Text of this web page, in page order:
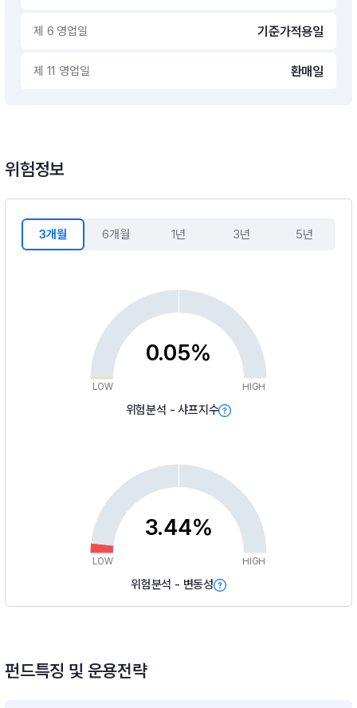
제 6 영업일 기준가적용일
제 11 영업일 환매일
위험정보
3개월 6개월 1년 3년 5년
0.05%
LOW HIGH
위험분석 - 샤프지수
3.44%
LOW HIGH
위험분석 - 변동성
펀드특징 및 운용전략